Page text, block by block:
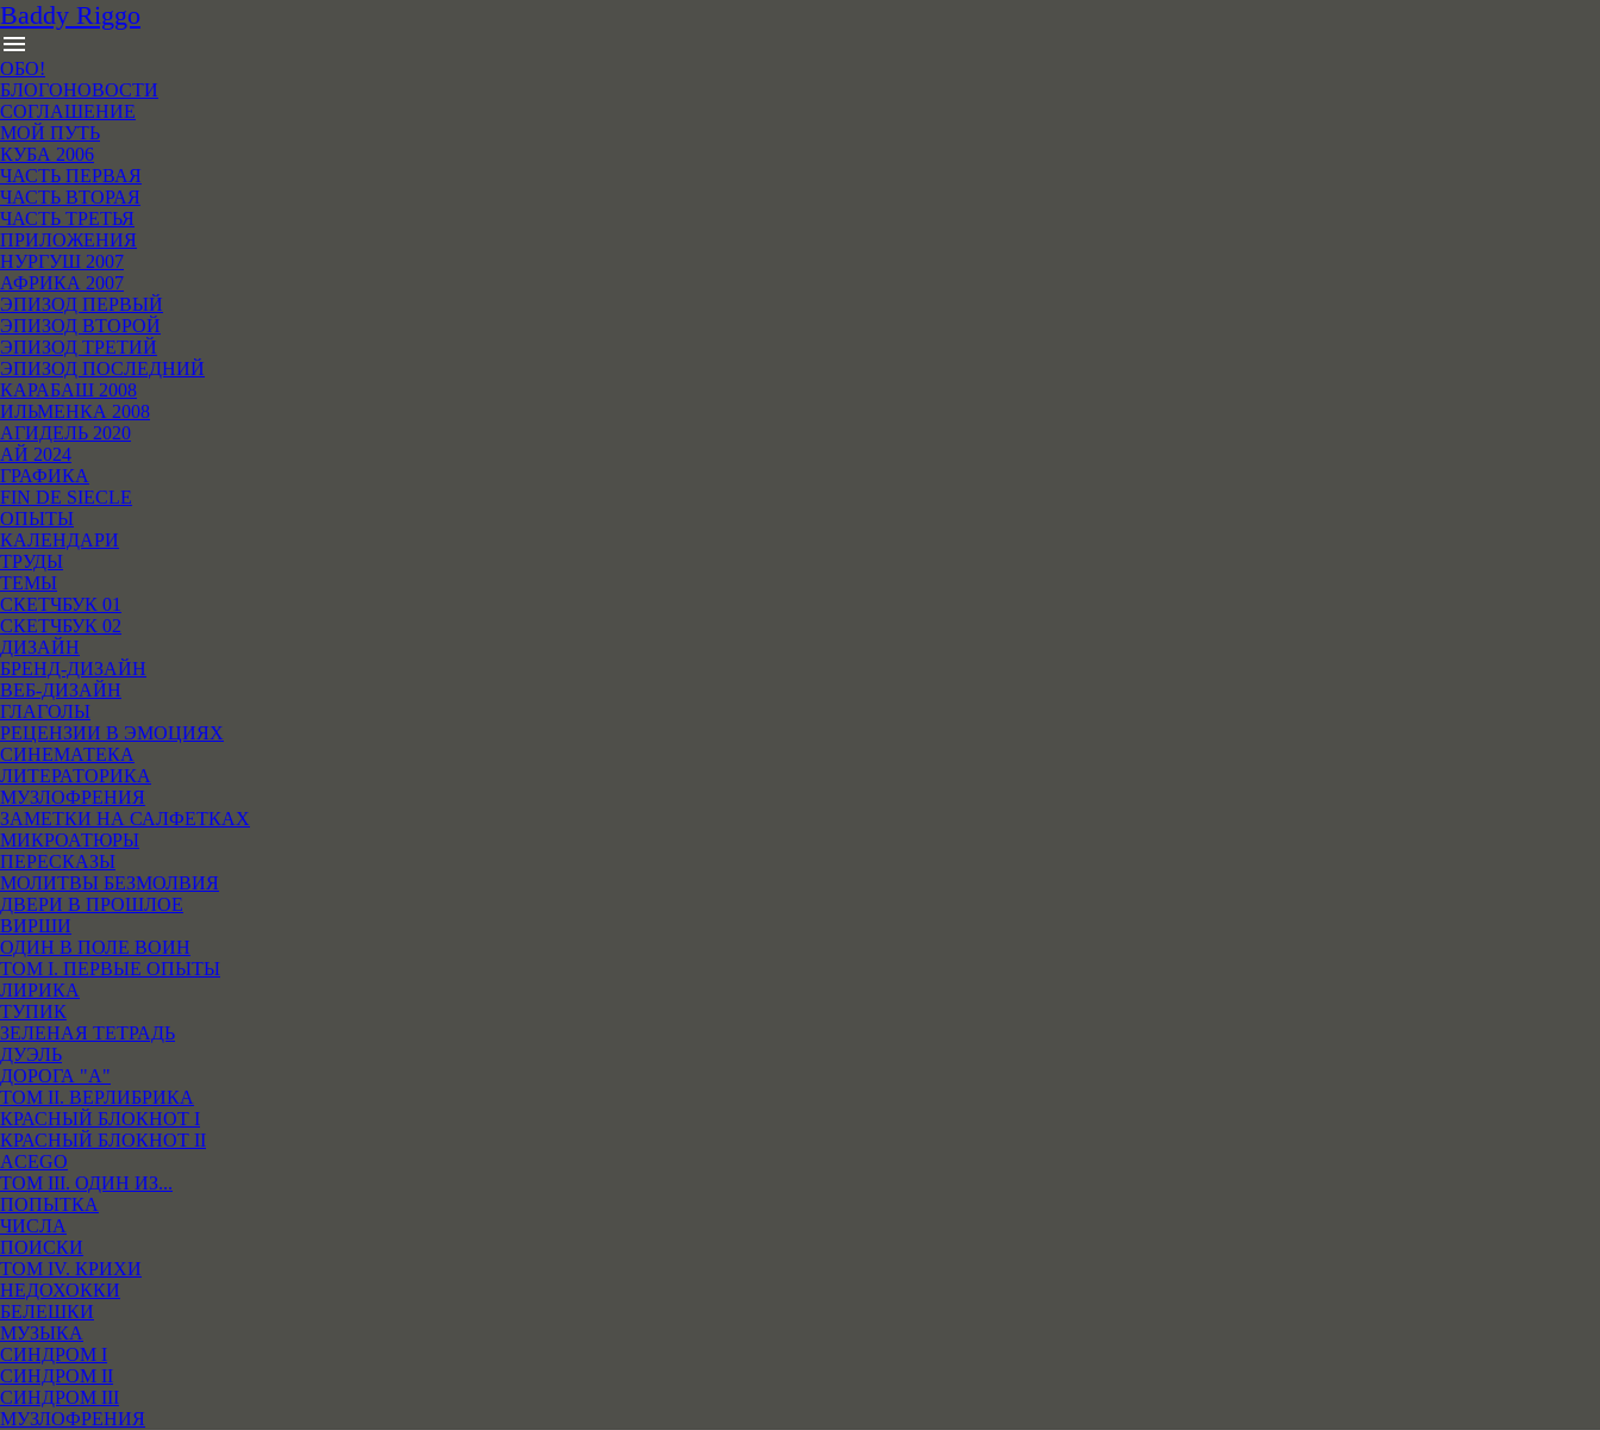
Baddy Riggo
menu
ОБО!
БЛОГОНОВОСТИ
СОГЛАШЕНИЕ
МОЙ ПУТЬ
КУБА 2006
ЧАСТЬ ПЕРВАЯ
ЧАСТЬ ВТОРАЯ
ЧАСТЬ ТРЕТЬЯ
ПРИЛОЖЕНИЯ
НУРГУШ 2007
АФРИКА 2007
ЭПИЗОД ПЕРВЫЙ
ЭПИЗОД ВТОРОЙ
ЭПИЗОД ТРЕТИЙ
ЭПИЗОД ПОСЛЕДНИЙ
КАРАБАШ 2008
ИЛЬМЕНКА 2008
АГИДЕЛЬ 2020
АЙ 2024
ГРАФИКА
FIN DE SIECLE
ОПЫТЫ
КАЛЕНДАРИ
ТРУДЫ
ТЕМЫ
СКЕТЧБУК 01
СКЕТЧБУК 02
ДИЗАЙН
БРЕНД-ДИЗАЙН
ВЕБ-ДИЗАЙН
ГЛАГОЛЫ
РЕЦЕНЗИИ В ЭМОЦИЯХ
СИНЕМАТЕКА
ЛИТЕРАТОРИКА
МУЗЛОФРЕНИЯ
ЗАМЕТКИ НА САЛФЕТКАХ
МИКРОАТЮРЫ
ПЕРЕСКАЗЫ
МОЛИТВЫ БЕЗМОЛВИЯ
ДВЕРИ В ПРОШЛОЕ
ВИРШИ
ОДИН В ПОЛЕ ВОИН
ТОМ I. ПЕРВЫЕ ОПЫТЫ
ЛИРИКА
ТУПИК
ЗЕЛЕНАЯ ТЕТРАДЬ
ДУЭЛЬ
ДОРОГА "А"
ТОМ II. ВЕРЛИБРИКА
КРАСНЫЙ БЛОКНОТ I
КРАСНЫЙ БЛОКНОТ II
ACEGO
ТОМ III. ОДИН ИЗ...
ПОПЫТКА
ЧИСЛА
ПОИСКИ
ТОМ IV. КРИХИ
НЕДОХОККИ
БЕЛЕШКИ
МУЗЫКА
СИНДРОМ I
СИНДРОМ II
СИНДРОМ III
МУЗЛОФРЕНИЯ